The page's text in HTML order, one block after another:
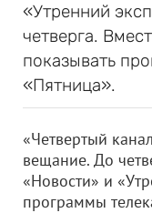
«Утренний
четверга.
показывать
«Пятница».
«Четвертый
вещание. До
«Новости» и
программы